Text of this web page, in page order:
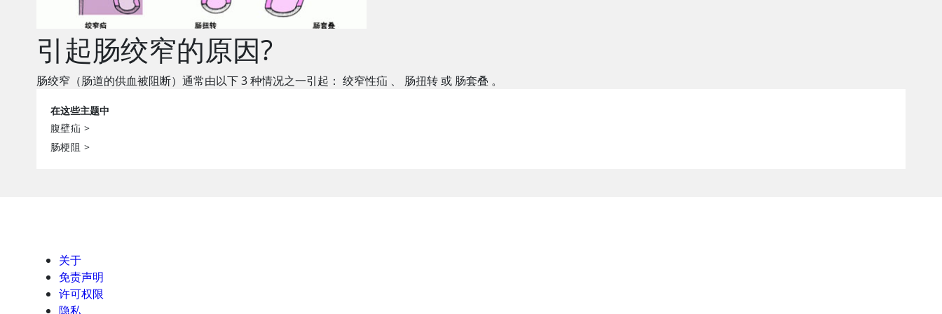
引起肠绞窄的原因?
肠绞窄（肠道的供血被阻断）通常由以下 3 种情况之一引起： 绞窄性疝 、 肠扭转或 肠套叠 。
在这些主题中
腹壁疝 >
肠梗阻 >
关于
免责声明
许可权限
隐私